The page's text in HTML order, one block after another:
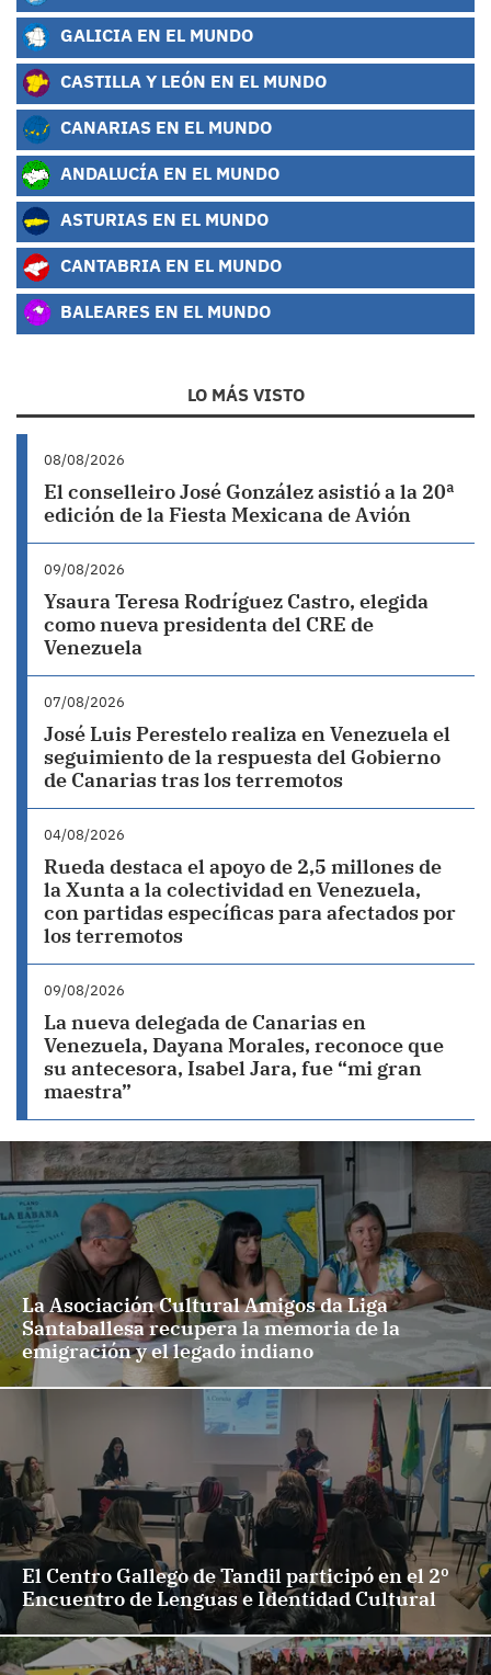
GALICIA EN EL MUNDO
CASTILLA Y LEÓN EN EL MUNDO
CANARIAS EN EL MUNDO
ANDALUCÍA EN EL MUNDO
ASTURIAS EN EL MUNDO
CANTABRIA EN EL MUNDO
BALEARES EN EL MUNDO
LO MÁS VISTO
08/08/2026
El conselleiro José González asistió a la 20ª
edición de la Fiesta Mexicana de Avión
09/08/2026
Ysaura Teresa Rodríguez Castro, elegida
como nueva presidenta del CRE de
Venezuela
07/08/2026
José Luis Perestelo realiza en Venezuela el
seguimiento de la respuesta del Gobierno
de Canarias tras los terremotos
04/08/2026
Rueda destaca el apoyo de 2,5 millones de
la Xunta a la colectividad en Venezuela,
con partidas específicas para afectados por
los terremotos
09/08/2026
La nueva delegada de Canarias en
Venezuela, Dayana Morales, reconoce que
su antecesora, Isabel Jara, fue “mi gran
maestra”
La Asociación Cultural Amigos da Liga
Santaballesa recupera la memoria de la
emigración y el legado indiano
El Centro Gallego de Tandil participó en el 2º
Encuentro de Lenguas e Identidad Cultural